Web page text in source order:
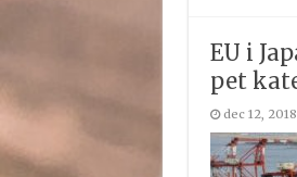
EU i
pet
dec 12, 2018